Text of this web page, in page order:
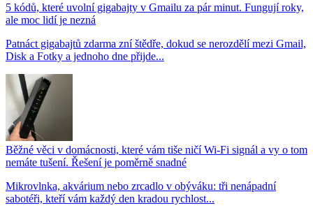
5 kódů, které uvolní gigabajty v Gmailu za pár minut. Fungují roky,
ale moc lidí je nezná
Patnáct gigabajtů zdarma zní štědře, dokud se nerozdělí mezi Gmail,
Disk a Fotky a jednoho dne přijde...
Běžné věci v domácnosti, které vám tiše ničí Wi-Fi signál a vy o tom
nemáte tušení. Řešení je poměrně snadné
Mikrovlnka, akvárium nebo zrcadlo v obýváku: tři nenápadní
sabotéři, kteří vám každý den kradou rychlost...